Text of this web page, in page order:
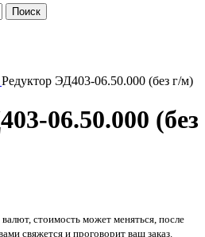
Поиск
Редуктор ЭД403-06.50.000 (без г/м)
06.50.000 (без
стоимость может меняться, после
свяжется и проговорит ваш заказ.